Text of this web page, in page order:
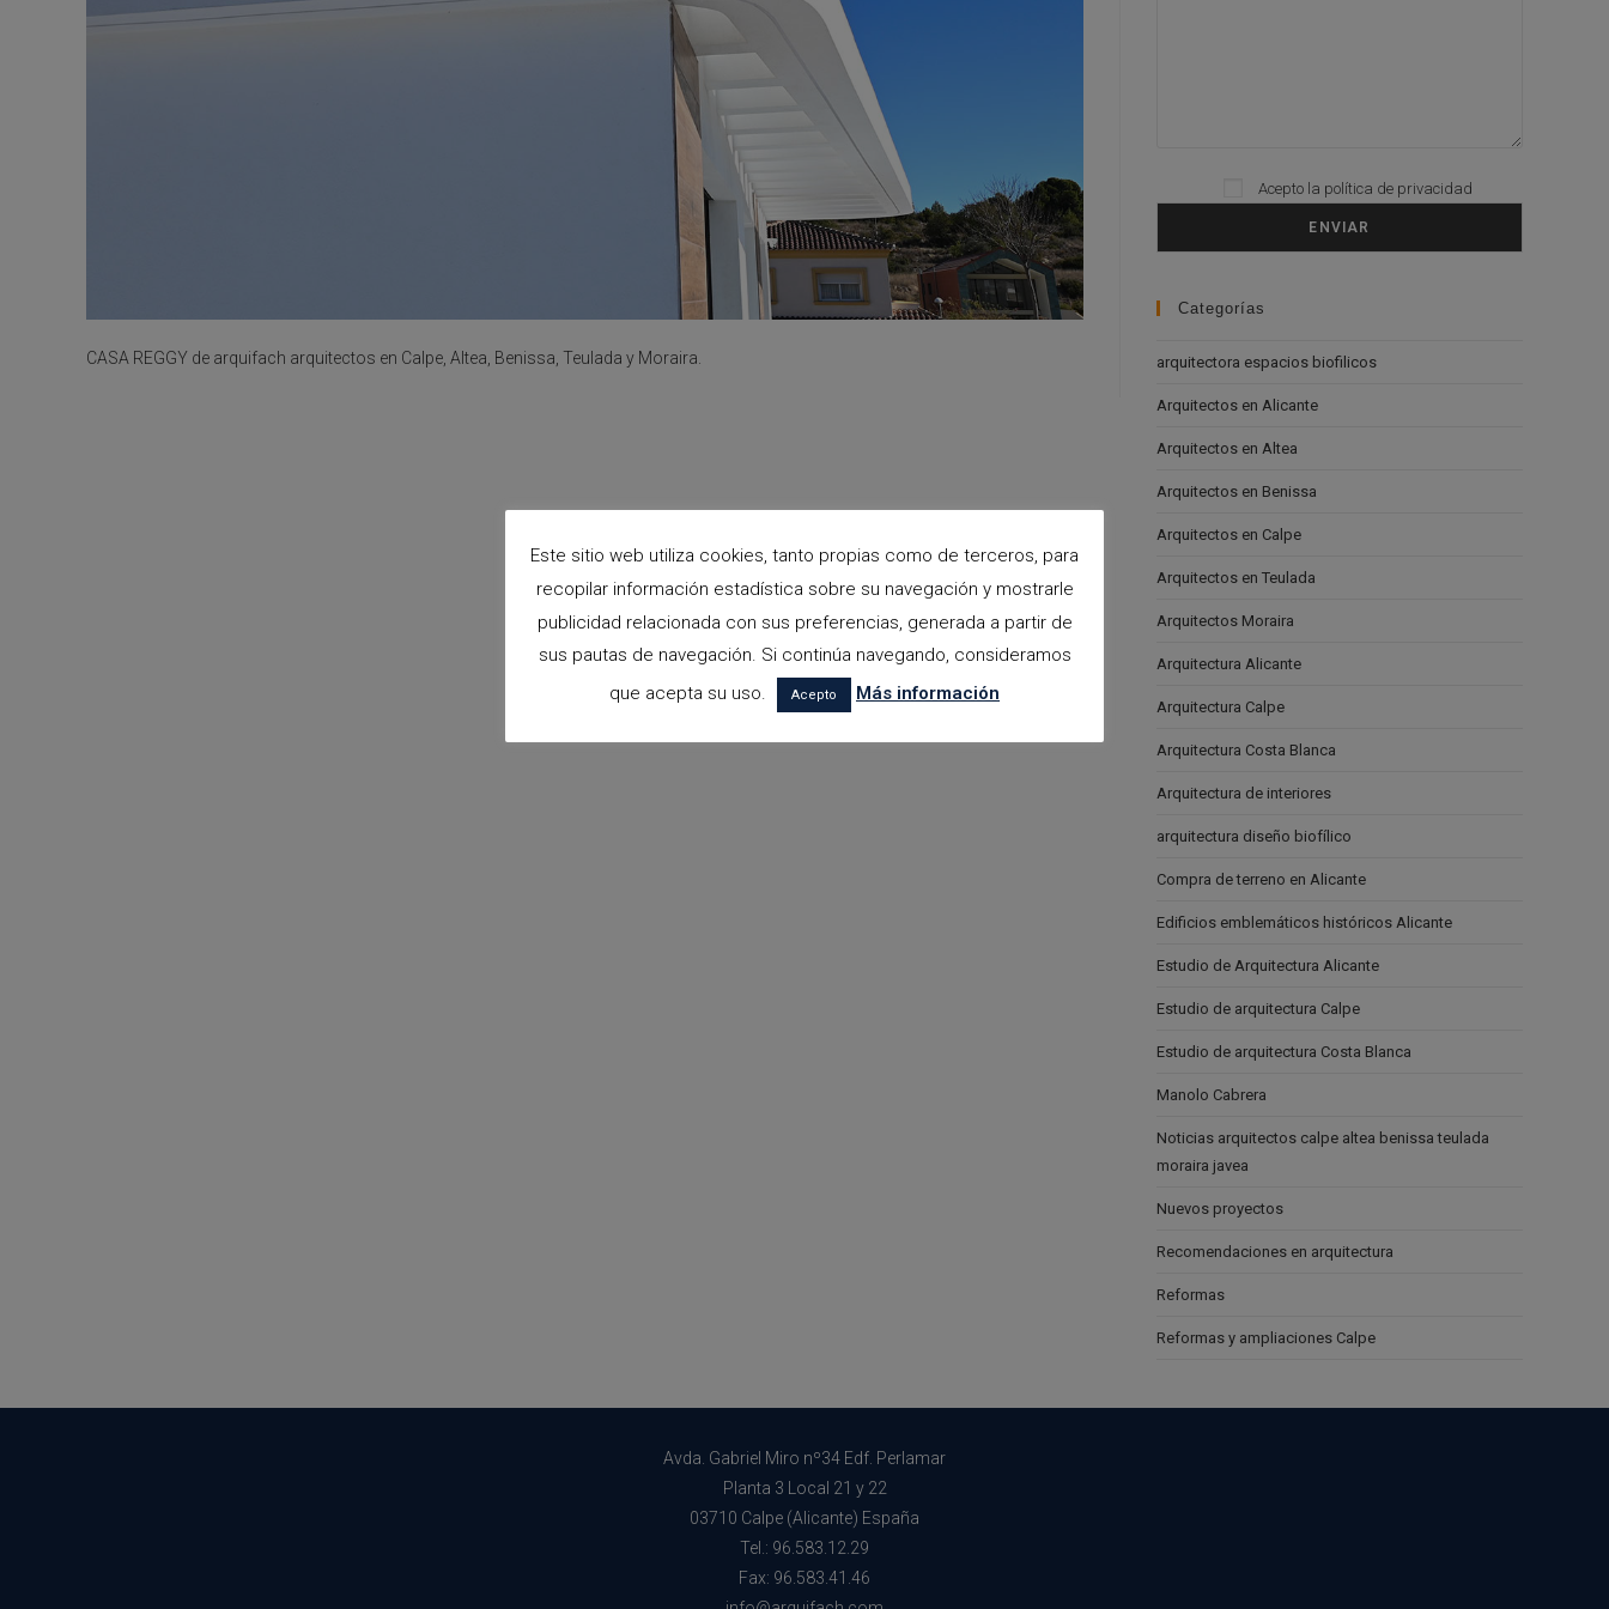
CASA REGGY de arquifach arquitectos en Calpe, Altea, Benissa, Teulada y Moraira.
Please leave this field empty.
Acepto la política de privacidad
Categorías
arquitectora espacios biofilicos
Arquitectos en Alicante
Arquitectos en Altea
Arquitectos en Benissa
Arquitectos en Calpe
Arquitectos en Teulada
Arquitectos Moraira
Arquitectura Alicante
Arquitectura Calpe
Arquitectura Costa Blanca
Arquitectura de interiores
arquitectura diseño biofílico
Compra de terreno en Alicante
Edificios emblemáticos históricos Alicante
Estudio de Arquitectura Alicante
Estudio de arquitectura Calpe
Estudio de arquitectura Costa Blanca
Manolo Cabrera
Noticias arquitectos calpe altea benissa teulada
moraira javea
Nuevos proyectos
Recomendaciones en arquitectura
Reformas
Reformas y ampliaciones Calpe
Avda. Gabriel Miro nº34 Edf. Perlamar
Planta 3 Local 21 y 22
03710 Calpe (Alicante) España
Tel.: 96.583.12.29
Fax: 96.583.41.46
Este sitio web utiliza cookies, tanto propias como de terceros, para
recopilar información estadística sobre su navegación y mostrarle
publicidad relacionada con sus preferencias, generada a partir de
sus pautas de navegación. Si continúa navegando, consideramos
que acepta su uso.
Acepto Más información